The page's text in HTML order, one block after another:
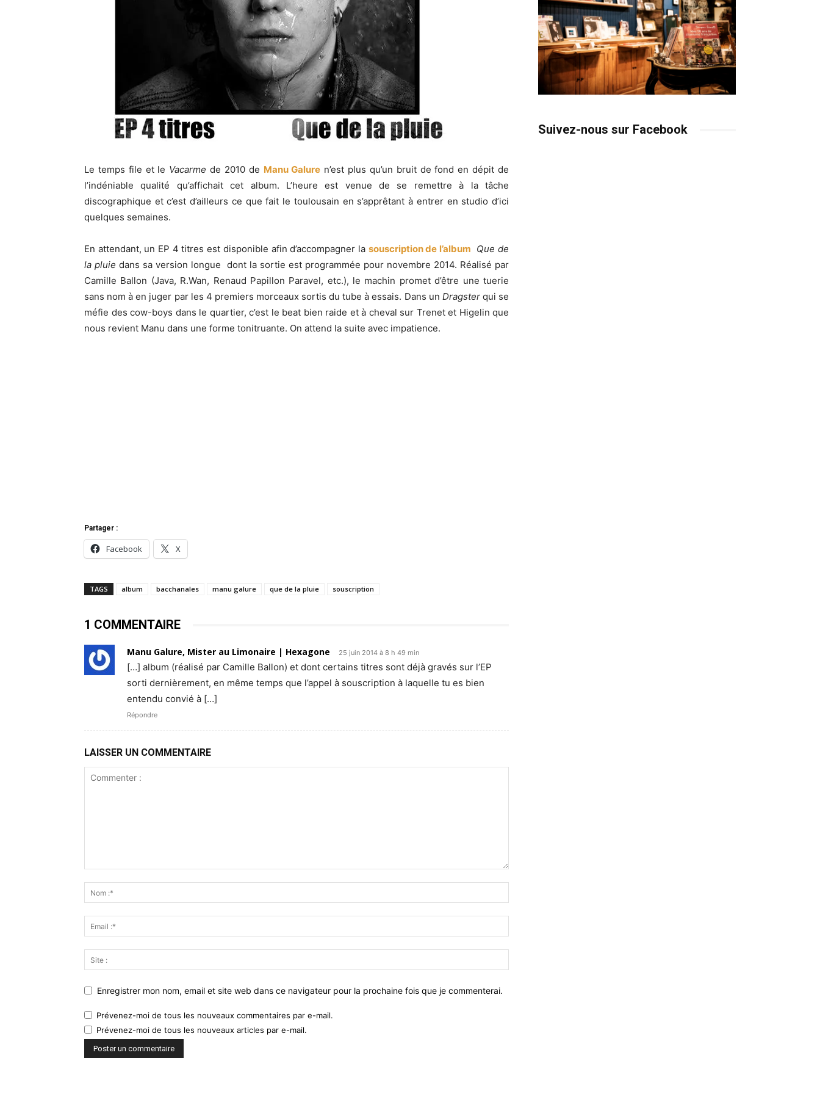
Le temps file et le Vacarme de 2010 de Manu Galure n’est plus qu’un bruit de fond en dépit de
l’indéniable qualité qu’affichait cet album. L’heure est venue de se remettre à la tâche
discographique et c’est d’ailleurs ce que fait le toulousain en s’apprêtant à entrer en studio d’ici
quelques semaines.
En attendant, un EP 4 titres est disponible afin d’accompagner la souscription de l’album Que de
la pluie dans sa version longue dont la sortie est programmée pour novembre 2014. Réalisé par
Camille Ballon (Java, R.Wan, Renaud Papillon Paravel, etc.), le machin promet d’être une tuerie
sans nom à en juger par les 4 premiers morceaux sortis du tube à essais. Dans un Dragsterqui se
méfie des cow-boys dans le quartier, c’est le beat bien raide et à cheval sur Trenet et Higelin que
nous revient Manu dans une forme tonitruante. On attend la suite avec impatience.
Partager :
Facebook X
TAGS album bacchanales manu galure que de la pluie souscription
1 COMMENTAIRE
Manu Galure, Mister au Limonaire | Hexagone 25 juin 2014 à 8 h 49 min
[…] album (réalisé par Camille Ballon) et dont certains titres sont déjà gravés sur l’EP
sorti dernièrement, en même temps que l’appel à souscription à laquelle tu es bien
entendu convié à […]
Répondre
LAISSER UN COMMENTAIRE
Enregistrer mon nom, email et site web dans ce navigateur pour la prochaine fois que je commenterai.
Prévenez-moi de tous les nouveaux commentaires par e-mail.
Prévenez-moi de tous les nouveaux articles par e-mail.
Suivez-nous sur Facebook